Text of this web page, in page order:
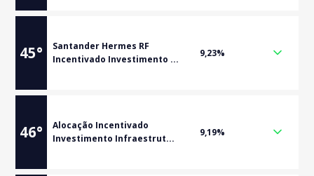
45°
Santander Hermes RF
Incentivado Investimento ...
9,23%
46°
Alocação Incentivado
Investimento Infraestrut...
9,19%